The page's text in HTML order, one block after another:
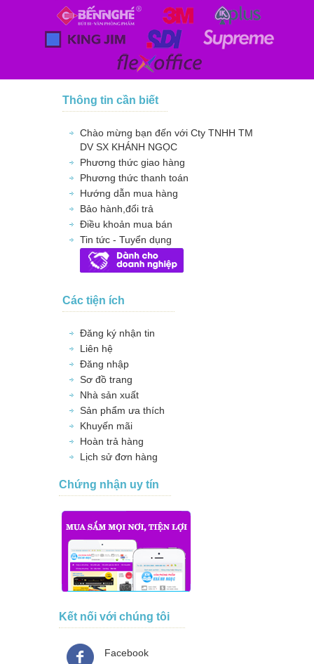
Thông tin cần biết
Chào mừng bạn đến với Cty TNHH TM
DV SX KHÁNH NGỌC
Phương thức giao hàng
Phương thức thanh toán
Hướng dẫn mua hàng
Bảo hành,đổi trả
Điều khoản mua bán
Tin tức - Tuyển dụng
Các tiện ích
Đăng ký nhận tin
Liên hệ
Đăng nhập
Sơ đồ trang
Nhà sản xuất
Sản phẩm ưa thích
Khuyến mãi
Hoàn trả hàng
Lịch sử đơn hàng
Chứng nhận uy tín
Kết nối với chúng tôi
Facebook